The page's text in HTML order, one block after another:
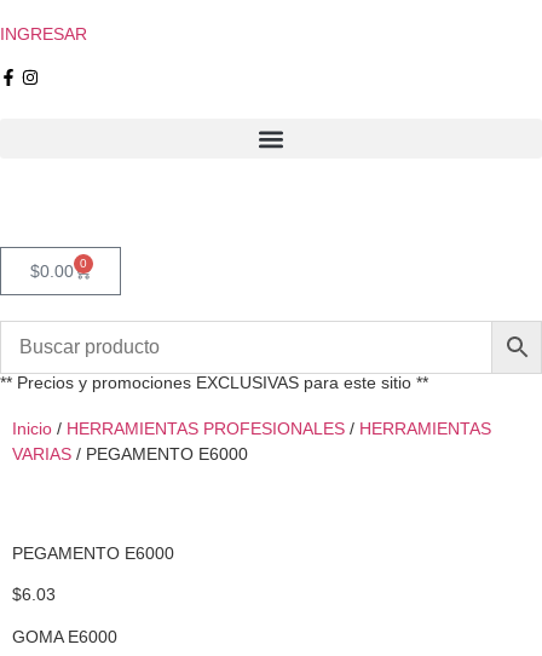
INGRESAR
$0.00 0
** Precios y promociones EXCLUSIVAS para este sitio **
Inicio / HERRAMIENTAS PROFESIONALES / HERRAMIENTAS
VARIAS / PEGAMENTO E6000
PEGAMENTO E6000
$6.03
GOMA E6000